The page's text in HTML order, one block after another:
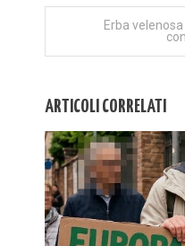
Erba
ARTICOLI CORRELATI